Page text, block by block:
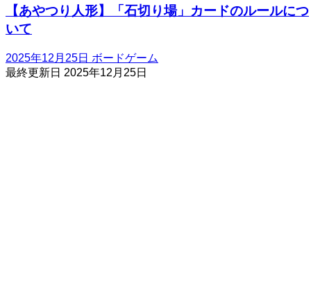
【あやつり人形】「石切り場」カードのルールにつ
いて
2025年12月25日 ボードゲーム
最終更新日 2025年12月25日